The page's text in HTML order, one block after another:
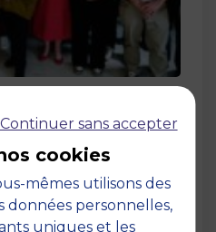
2026 : un
de
campus de MBS
Continuer sans accepter
cookies
mêmes utilisons des
données personnelles,
uniques et les